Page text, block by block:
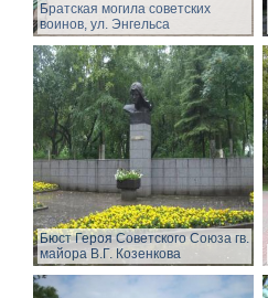
Братская могила советских
воинов, ул. Энгельса
Бюст Героя Советского Союза гв.
майора В.Г. Козенкова